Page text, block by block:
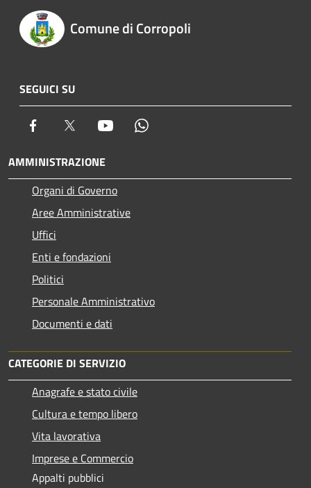
Comune di Corropoli
SEGUICI SU
Facebook Twitter Youtube
AMMINISTRAZIONE
Organi di Governo
Aree Amministrative
Uffici
Enti e fondazioni
Politici
Personale Amministrativo
Documenti e dati
CATEGORIE DI SERVIZIO
Anagrafe e stato civile
Cultura e tempo libero
Vita lavorativa
Imprese e Commercio
Appalti pubblici